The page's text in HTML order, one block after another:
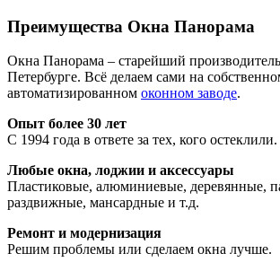
Преимущества Окна Панорама
Окна Панорама – старейший
Петербурге. Всё делаем сами на
автоматизированном оконном заводе.
Опыт более 30 лет
С 1994 года в ответе за тех, кого остеклили.
Любые окна, лоджии и аксессуары
Пластиковые, алюминиевые, деревянные,
раздвижные, мансардные и т.д.
Ремонт и модернизация
Решим проблемы или сделаем окна лучше.